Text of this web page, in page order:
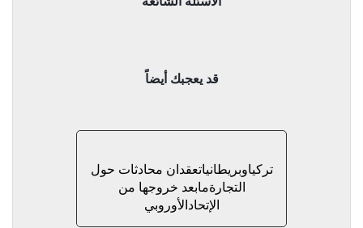
قد يعجبك أيضاً
تركياوبريطانياتعقدان محادثات حول
التجارةمابعد خروجها من
الإتحادالأوروبي